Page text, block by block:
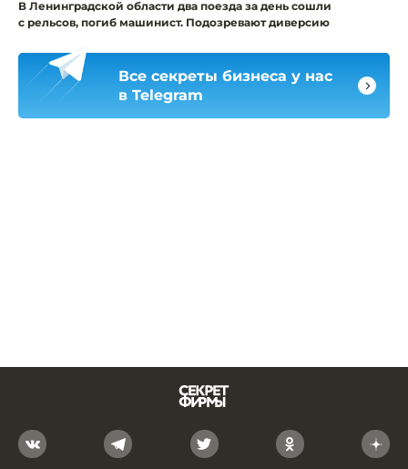
В Ленинградской области два поезда за день сошли
с рельсов, погиб машинист. Подозревают диверсию
Все секреты бизнеса у нас
в Telegram